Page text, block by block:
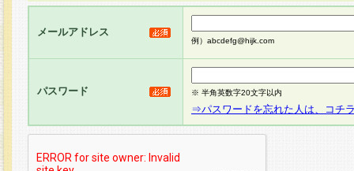
メールアドレス
例）abcdefg@hijk.com
パスワード ※ 半角英数字20文字以内
⇒パスワードを忘れた人は、コチ